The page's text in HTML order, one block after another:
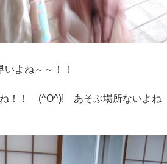
よね～～！！
ね！！ (^O^)! あそぶ場所ないよね